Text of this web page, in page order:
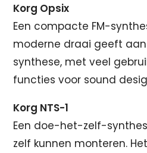
Korg Opsix
Een compacte FM-
moderne draai geeft aan
synthese, met veel
functies voor sound
Korg NTS-1
Een doe-het-zelf-
zelf kunnen monteren.